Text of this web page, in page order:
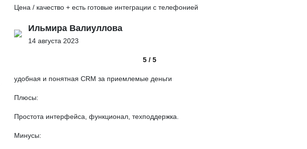
Цена / качество + есть готовые интеграции с телефонией
Ильмира Валиуллова
14 августа 2023
5 / 5
удобная и понятная CRM за приемлемые деньги
Плюсы:
Простота интерфейса, функционал, техподдержка.
Минусы: